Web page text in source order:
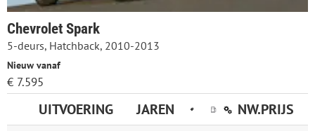
Chevrolet Spark
5-deurs, Hatchback, 2010-2013
Nieuw vanaf
€ 7.595
UITVOERING JAREN NW.PRIJS